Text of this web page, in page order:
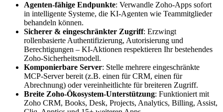
Agenten-fähige Endpunkte: Verwandle Zoho-Apps sofort
in intelligente Systeme, die KI-Agenten wie Teammitglieder
behandeln können.
Sicherer & eingeschränkter Zugriff: Erzwingt
rollenbasierte Authentifizierung, Autorisierung und
Berechtigungen – KI-Aktionen respektieren Ihr bestehendes
Zoho-Sicherheitsmodell.
Komponierbare Server: Stelle mehrere eingeschränkte
MCP-Server bereit (z.B. einen für CRM, einen für
Abrechnung) oder vereinheitlichte für breiteren Zugriff.
Breite Zoho-Ökosystem-Unterstützung: Funktioniert mit
Zoho CRM, Books, Desk, Projects, Analytics, Billing, Assist,